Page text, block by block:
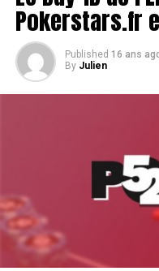
Pokerstars.fr
Published 16 ans
By Julien